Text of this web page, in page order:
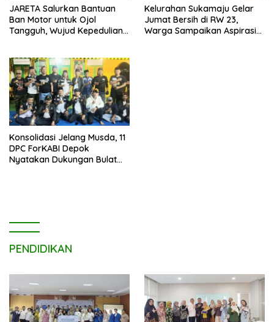
JARETA Salurkan Bantuan
Ban Motor untuk Ojol
Tangguh, Wujud Kepedulian
Kelurahan Sukamaju Gelar
Jumat Bersih di RW 23,
Warga Sampaikan Aspirasi
Konsolidasi Jelang Musda, 11
DPC ForKABI Depok
Nyatakan Dukungan Bulat
PENDIDIKAN